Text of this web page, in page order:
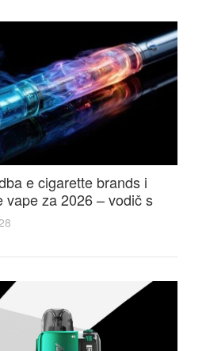
e cigarette brands i
vape za 2026 – vodič s
okusima i najboljim